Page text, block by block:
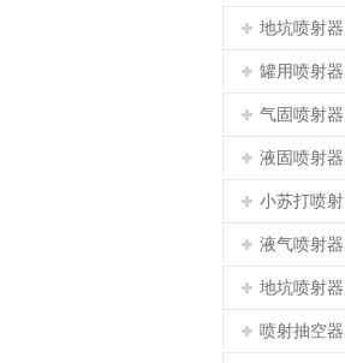
地坑喷射器
罐用喷射器
气固喷射器
液固喷射器
小苏打喷射
液气喷射器
地坑喷射器
喷射抽空器